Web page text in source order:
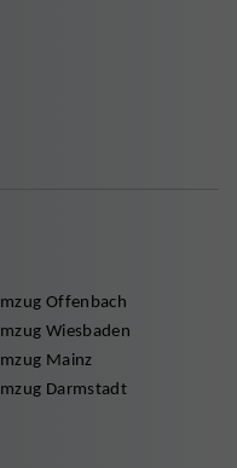
Offenbach
Wiesbaden
Mainz
Darmstadt